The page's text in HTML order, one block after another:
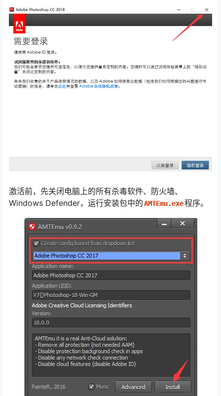
激活前，先关闭电脑上的所有杀毒软件、防火墙、
Windows Defender，运行安装包中的AMTEmu.exe程序。